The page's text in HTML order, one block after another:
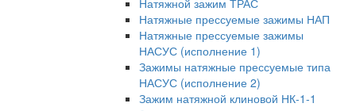
Натяжные прессуемые зажимы НАП
Натяжные прессуемые зажимы
НАСУС (исполнение 1)
Зажимы натяжные прессуемые типа
НАСУС (исполнение 2)
Зажим натяжной клиновой НК-1-1